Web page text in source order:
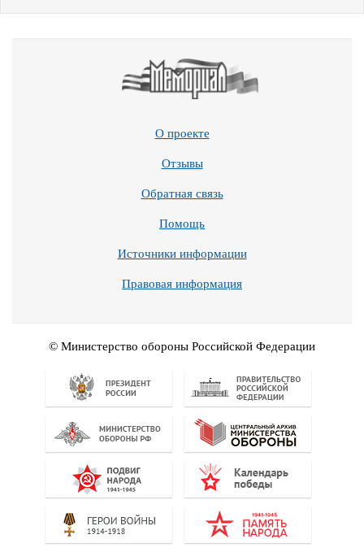
О проекте
Отзывы
Обратная связь
Помощь
Источники информации
Правовая информация
© Министерство обороны Российской Федерации